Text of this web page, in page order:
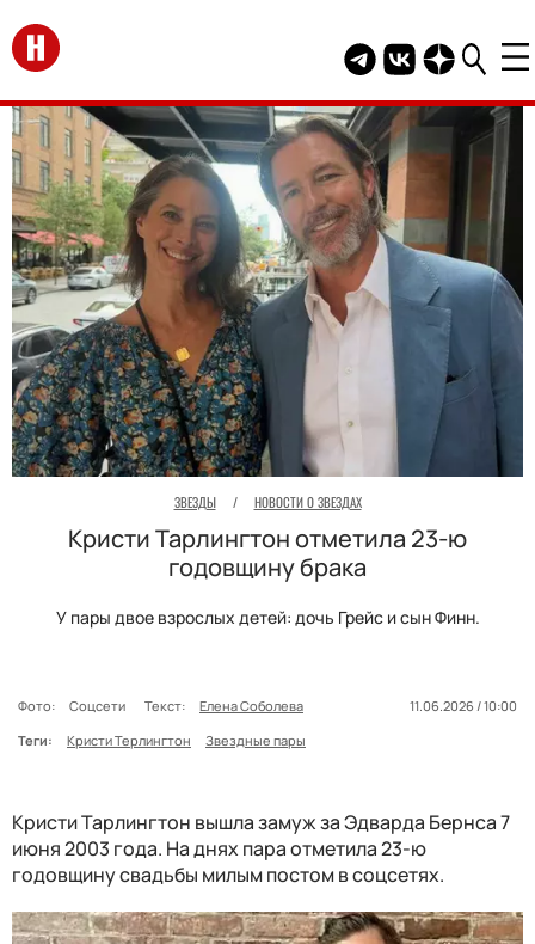
Перейти на главную
Telegram канал
Группа HELLO
Канал
ЗВЕЗДЫ / НОВОСТИ О ЗВЕЗДАХ
Кристи Тарлингтон отметила 23-ю
годовщину брака
У пары двое взрослых детей: дочь Грейс и сын Финн.
Фото: Соцсети Текст: Елена Соболева
11.06.2026 / 10:00
Теги:
Кристи Терлингтон Звездные пары
Кристи Тарлингтон вышла замуж за Эдварда Бернса 7
июня 2003 года. На днях пара отметила 23-ю
годовщину свадьбы милым постом в соцсетях.